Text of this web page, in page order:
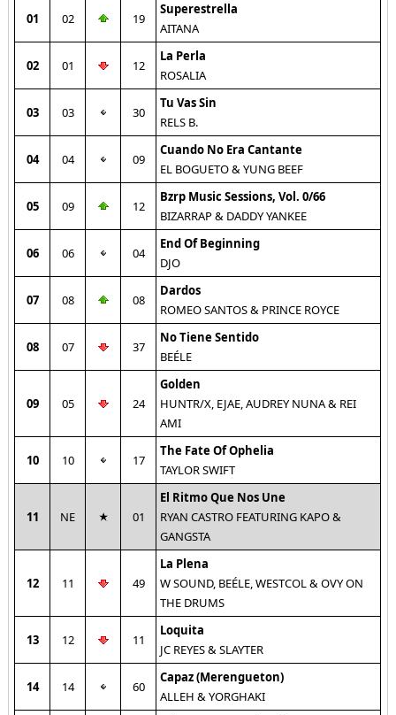
01 02 19
Superestrella
AITANA
02 01 12
La Perla
ROSALIA
03 03 30
Tu Vas Sin
RELS B.
04 04 09
Cuando No Era Cantante
EL BOGUETO & YUNG BEEF
05 09 12
Bzrp Music Sessions, Vol. 0/66
BIZARRAP & DADDY YANKEE
06 06 04
End Of Beginning
DJO
07 08 08
Dardos
ROMEO SANTOS & PRINCE ROYCE
08 07 37
No Tiene Sentido
BEÉLE
09 05 24
Golden
HUNTR/X, EJAE, AUDREY NUNA & REI
AMI
10 10 17
The Fate Of Ophelia
TAYLOR SWIFT
11 NE 01
El Ritmo Que Nos Une
RYAN CASTRO FEATURING KAPO &
GANGSTA
12 11 49
La Plena
W SOUND, BEÉLE, WESTCOL & OVY ON
THE DRUMS
13 12 11
Loquita
JC REYES & SLAYTER
14 14 60
Capaz (Merengueton)
ALLEH & YORGHAKI